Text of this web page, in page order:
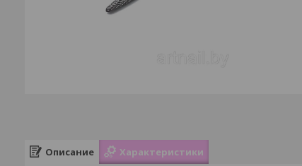
Описание Характеристики